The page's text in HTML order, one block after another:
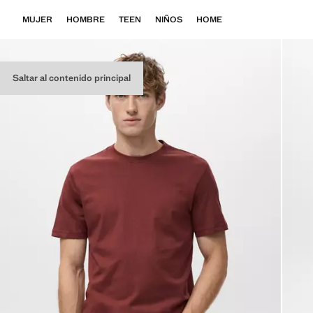
Saltar al contenido principal
MUJER HOMBRE TEEN NIÑOS HOME